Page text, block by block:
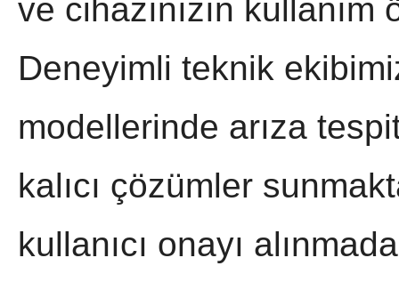
ve cihazınızın kullanım
Deneyimli teknik
modellerinde arıza
kalıcı çözümler
kullanıcı onayı